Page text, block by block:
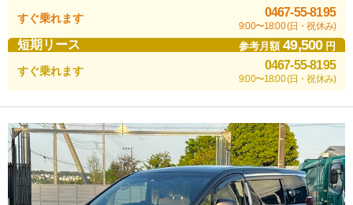
すぐ乗れます 0467-55-8195
9:00〜18:00 (日・祝休み)
短期リース 参考月額49,500円
すぐ乗れます 0467-55-8195
9:00〜18:00 (日・祝休み)